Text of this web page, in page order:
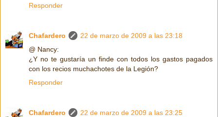
Responder
Chafardero
22 de marzo de 2009 a las 23:18
@ Nancy:
¿Y no te gustaría un finde con todos los gastos pagados
con los recios muchachotes de la Legión?
Responder
Chafardero
22 de marzo de 2009 a las 23:25